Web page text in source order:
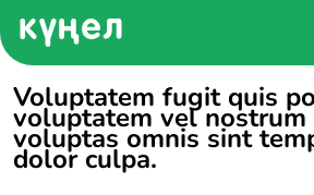
Voluptatem fugit quis
voluptatem vel
voluptas omnis sint
dolor culpa.